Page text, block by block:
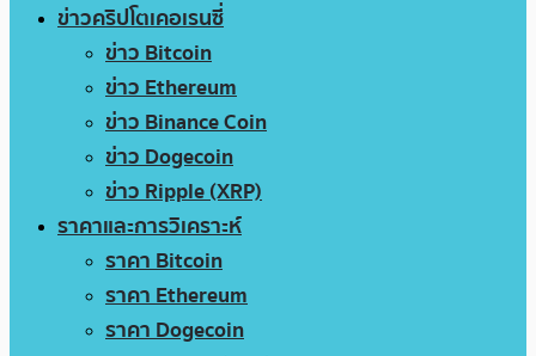
ข่าวคริปโตเคอเรนซี่
ข่าว Bitcoin
ข่าว Ethereum
ข่าว Binance Coin
ข่าว Dogecoin
ข่าว Ripple (XRP)
ราคาและการวิเคราะห์
ราคา Bitcoin
ราคา Ethereum
ราคา Dogecoin